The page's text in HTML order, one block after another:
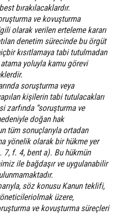
bırakılacaklardır.
ve kovuşturma
olarak verilen erteleme kararı
denetim sürecinde bu örgüt
kısıtlamaya tabi tutulmadan
yoluyla kamu görevi
soruşturma veya
kişilerin tabi tutulacakları
zarfında “soruşturma ve
doğan hak
tüm sonuçlarıyla ortadan
yönelik olarak bir hükme yer
7, f. 4, bent a). Bu hükmün
ile bağdaşır ve uygulanabilir
söz konusu Kanun teklifi,
üzere,
ve kovuşturma süreçleri